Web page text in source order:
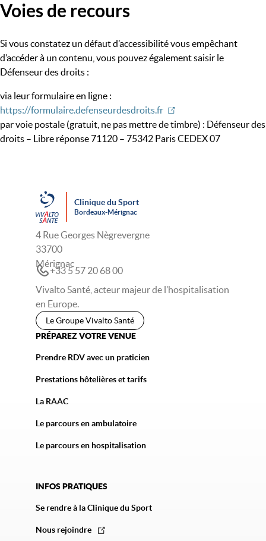
Voies de recours
Si vous constatez un défaut d’accessibilité vous empêchant
d’accéder à un contenu, vous pouvez également saisir le
Défenseur des droits :
via leur formulaire en ligne :
https://formulaire.defenseurdesdroits.fr
par voie postale (gratuit, ne pas mettre de timbre) : Défenseur des
droits – Libre réponse 71120 – 75342 Paris CEDEX 07
Clinique du Sport
Bordeaux-Mérignac
4 Rue Georges Nègrevergne
33700
Mérignac
+33 5 57 20 68 00
Vivalto Santé, acteur majeur de l’hospitalisation
en Europe.
Le Groupe Vivalto Santé
PRÉPAREZ VOTRE VENUE
Prendre RDV avec un praticien
Prestations hôtelières et tarifs
La RAAC
Le parcours en ambulatoire
Le parcours en hospitalisation
INFOS PRATIQUES
Se rendre à la Clinique du Sport
Nous rejoindre